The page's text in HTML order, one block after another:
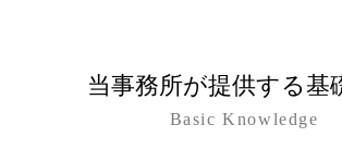
当事務所が提供する基
Basic Knowledge